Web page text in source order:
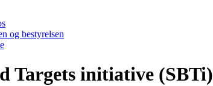
og bestyrelsen
Targets initiative (SBTi)